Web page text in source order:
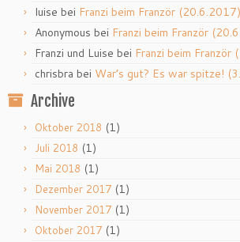
luise bei Franzi beim Franzör (20.6.2017)
Anonymous bei Franzi beim Franzör
Franzi und Luise bei Franzi beim Franzör
chrisbra bei War’s gut? Es war spitze!
Archive
Oktober 2018 (1)
Juli 2018 (1)
Mai 2018 (1)
Dezember 2017 (1)
November 2017 (1)
Oktober 2017 (1)